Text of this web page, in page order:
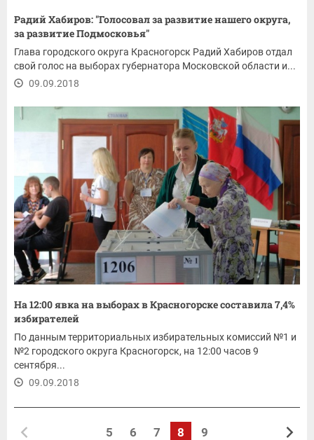
Радий Хабиров: "Голосовал за развитие нашего округа,
за развитие Подмосковья"
Глава городского округа Красногорск Радий Хабиров отдал
свой голос на выборах губернатора Московской области и...
09.09.2018
На 12:00 явка на выборах в Красногорске составила 7,4%
избирателей
По данным территориальных избирательных комиссий №1 и
№2 городского округа Красногорск, на 12:00 часов 9
сентября...
09.09.2018
5 6 7 8 9